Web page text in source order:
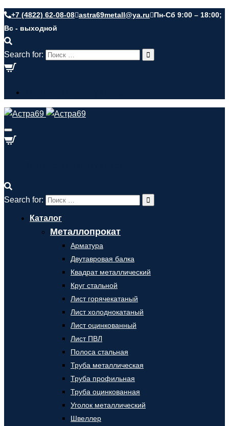
+7 (4822) 62-08-08 astra69metall@ya.ru
Пн-Сб 9:00 – 18:00;
Вс - выходной
Search for:
Search for:
Каталог
Металлопрокат
Арматура
Двутавровая балка
Квадрат металлический
Круг стальной
Лист горячекатаный
Лист холоднокатаный
Лист оцинкованный
Лист ПВЛ
Полоса стальная
Труба металлическая
Труба профильная
Труба оцинкованная
Уголок металлический
Швеллер